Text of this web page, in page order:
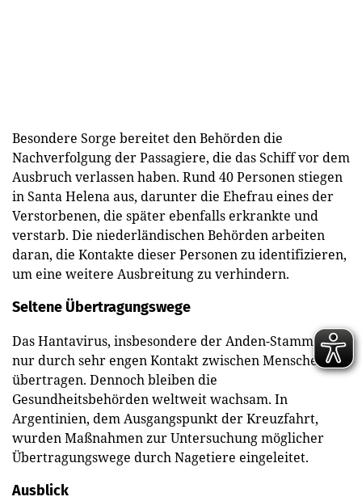
Besondere Sorge bereitet den Behörden die
Nachverfolgung der Passagiere, die das Schiff vor dem
Ausbruch verlassen haben. Rund 40 Personen stiegen
in Santa Helena aus, darunter die Ehefrau eines der
Verstorbenen, die später ebenfalls erkrankte und
verstarb. Die niederländischen Behörden arbeiten
daran, die Kontakte dieser Personen zu identifizieren,
um eine weitere Ausbreitung zu verhindern.
Seltene Übertragungswege
Das Hantavirus, insbesondere der Anden-Stamm, wird
nur durch sehr engen Kontakt zwischen Menschen
übertragen. Dennoch bleiben die
Gesundheitsbehörden weltweit wachsam. In
Argentinien, dem Ausgangspunkt der Kreuzfahrt,
wurden Maßnahmen zur Untersuchung möglicher
Übertragungswege durch Nagetiere eingeleitet.
Ausblick